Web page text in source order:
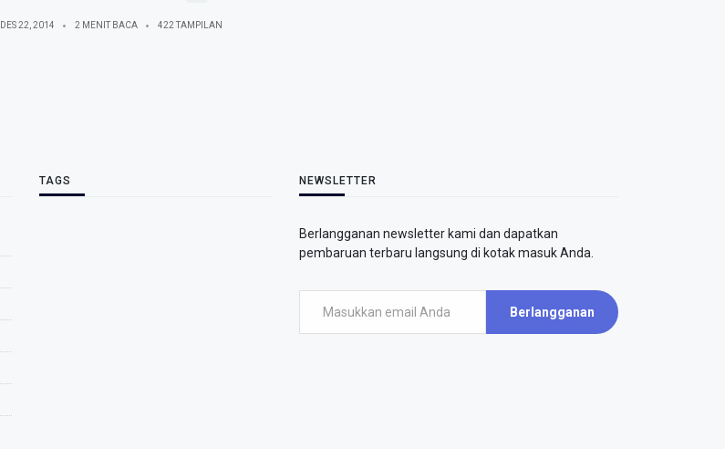
DES 22, 2014 2 MENIT BACA 422 TAMPILAN
TAGS NEWSLETTER
Berlangganan newsletter kami dan dapatkan
pembaruan terbaru langsung di kotak masuk Anda.
Berlangganan